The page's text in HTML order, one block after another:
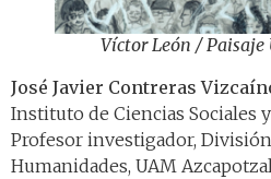
Víctor León /Paisaje
José Javier Contreras
Instituto de Ciencias Sociales
Profesor investigador,
Humanidades, UAM